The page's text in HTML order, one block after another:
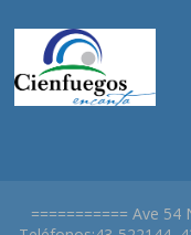
=========== Ave 54